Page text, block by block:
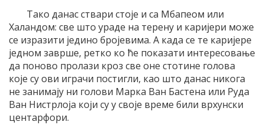
Тако данас ствари стоје и са Мбапеом или
Халандом: све што ураде на терену и каријери може
се изразити једино бројевима. А када се те каријере
једном заврше, ретко ко ће показати интересовање
да поново пролази кроз све оне стотине голова
које су ови играчи постигли, као што данас никога
не занимају ни голови Марка Ван Бастена или Руда
Ван Нистрлоја који су у своје време били врхунски
центарфори.